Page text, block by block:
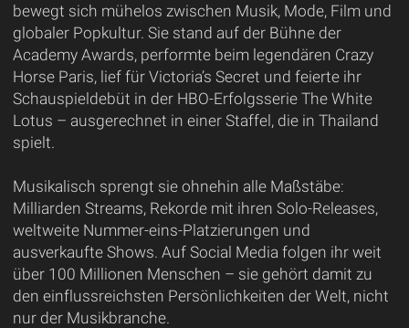
bewegt sich mühelos zwischen Musik, Mode, Film und
globaler Popkultur. Sie stand auf der Bühne der
Academy Awards, performte beim legendären Crazy
Horse Paris, lief für Victoria’s Secret und feierte ihr
Schauspieldebüt in der HBO-Erfolgsserie The White
Lotus – ausgerechnet in einer Staffel, die in Thailand
spielt.
Musikalisch sprengt sie ohnehin alle Maßstäbe:
Milliarden Streams, Rekorde mit ihren Solo-Releases,
weltweite Nummer-eins-Platzierungen und
ausverkaufte Shows. Auf Social Media folgen ihr weit
über 100 Millionen Menschen – sie gehört damit zu
den einflussreichsten Persönlichkeiten der Welt, nicht
nur der Musikbranche.